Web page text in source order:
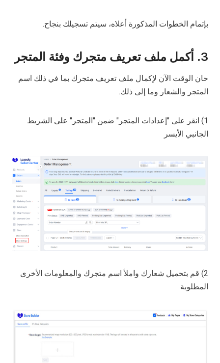
بإتمام الخطوات المذكورة أعلاه، سيتم تسجيلك بنجاح.
3. أكمل ملف تعريف متجرك وفئة المتجر
حان الوقت الآن لإكمال ملف تعريف متجرك بما في ذلك اسم
المتجر والشعار وما إلى ذلك.
1) انقر على "إعدادات المتجر" ضمن "المتجر" على الشريط
الجانبي الأيسر
2) قم بتحميل شعارك واملأ اسم متجرك والمعلومات الأخرى
المطلوبة